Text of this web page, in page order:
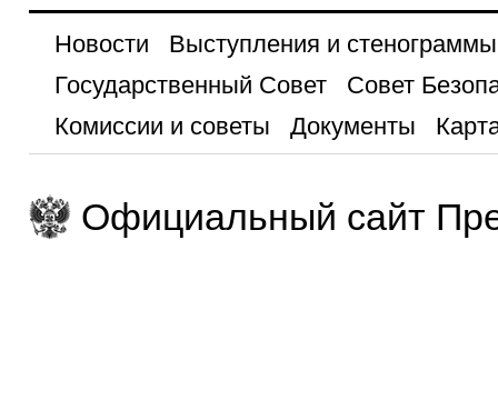
Новости
Выступления и стенограммы
Государственный Совет
Совет
Комиссии и советы
Документы
Официальный сайт